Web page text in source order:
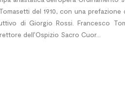
del 1910, con una prefazione
di Giorgio Rossi. Francesco
dell’Ospizio Sacro Cuor...